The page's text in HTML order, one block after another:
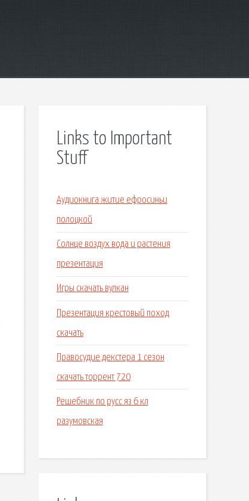
Links to Important
Stuff
Аудиокнига житие ефросиньи
полоцкой
Солнце воздух вода и растения
презентация
Игры скачать вулкан
Презентация крестовый поход
скачать
Правосудие декстера 1 сезон
скачать торрент 720
Решебник по русс яз 6 кл
разумовская